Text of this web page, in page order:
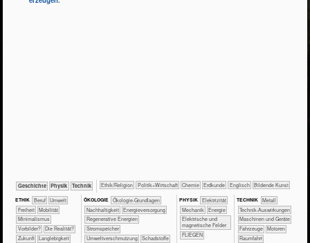
​​​​​​​​Geschichte ​​​​​​Physik ​Technik ​​​​​​​​​​Ethik/​Religion ​​​​​​​​​Politik+​Wirtschaft ​​​​​Chemie ​​​​​Erdkunde ​​​​Englisch Bildende Kunst
ETHIK ​​​​​​​​​​​​​​​Beruf
​​​​​Umwelt
​​​Freiheit
​​​Mobilität
​​Minimalismus
​​Vorbilder?
​Die Realität?
​Zukunft
Langlebigkeit
ÖKO​LOGIE ​​​​​​​​​​​​​​​​Ökologie-Grundlagen
​​​​​​​​​​​​​​​Nachhaltigkeit
​​​Energieversorgung
​​​Regenerative Energien
​​​Stromspeicher
​​Umweltverschmutzung
​Schadstoffe
PHY​SIK ​​​Elektrizität
​​​Mechanik
​​Energie
​Elektrische und
magnetische Felder
FLIEGEN
TECH​NIK ​​​​​​​​Metall
​​​​​​Technik-Auswirkungen
​​​​Maschinen und Geräte
​Fahrzeuge
Motoren
Raumfahrt